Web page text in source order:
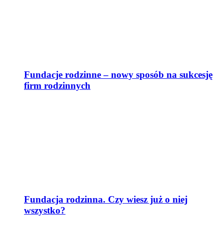
Fundacje rodzinne – nowy sposób na sukcesję
firm rodzinnych
Fundacja rodzinna. Czy wiesz już o niej
wszystko?